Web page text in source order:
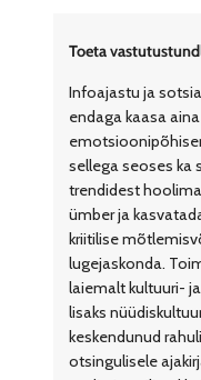
Toeta
Infoajastu ja
endaga kaasa
sellega seoses ka
trendidest
ümber ja
kriitilise
lugejaskonda.
laiemalt kultuuri-
lisaks
keskendunud
otsingulisele